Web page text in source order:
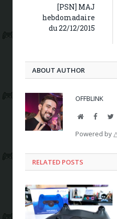
[PSN] MAJ
hebdomadaire
du 22/12/2015
ABOUT AUTHOR
OFFBLINK
Website
Powered
RELATED POSTS